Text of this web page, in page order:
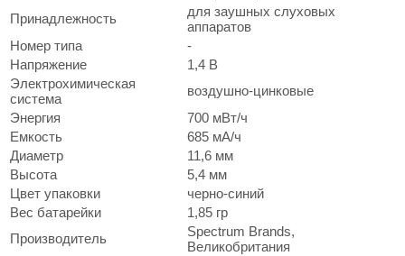
Принадлежность
для заушных слуховых
аппаратов
Номер типа
-
Напряжение
1,4 В
Электрохимическая
система
воздушно-цинковые
Энергия
700 мВт/ч
Емкость
685 мА/ч
Диаметр
11,6 мм
Высота
5,4 мм
Цвет упаковки
черно-синий
Вес батарейки
1,85 гр
Производитель
Spectrum Brands,
Великобритания